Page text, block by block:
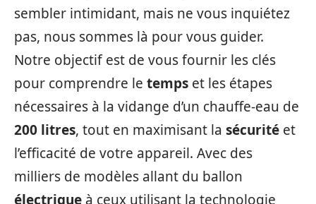
sembler intimidant, mais ne vous inquiétez
pas, nous sommes là pour vous guider.
Notre objectif est de vous fournir les clés
pour comprendre le temps et les étapes
nécessaires à la vidange d’un chauffe-eau de
200 litres, tout en maximisant la sécurité et
l’efficacité de votre appareil. Avec des
milliers de modèles allant du ballon
électrique à ceux utilisant la technologie